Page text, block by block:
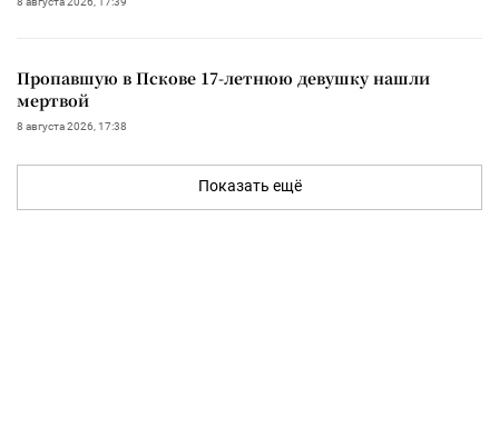
Пропавшую в Пскове 17-летнюю девушку нашли
мертвой
8 августа 2026, 17:38
Показать ещё